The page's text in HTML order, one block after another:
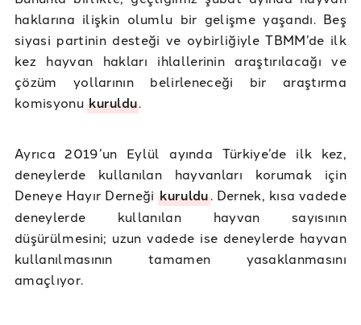
haklarına ilişkin olumlu bir gelişme yaşandı. Beş
siyasi partinin desteği ve oybirliğiyle TBMM’de ilk
kez hayvan hakları ihlallerinin araştırılacağı ve
çözüm yollarının belirleneceği bir araştırma
komisyonukuruldu.
Ayrıca 2019’un Eylül ayında Türkiye’de ilk kez,
deneylerde kullanılan hayvanları korumak için
Deneye Hayır Derneğikuruldu. Dernek, kısa vadede
deneylerde kullanılan hayvan sayısının
düşürülmesini; uzun vadede ise deneylerde hayvan
kullanılmasının tamamen yasaklanmasını
amaçlıyor.